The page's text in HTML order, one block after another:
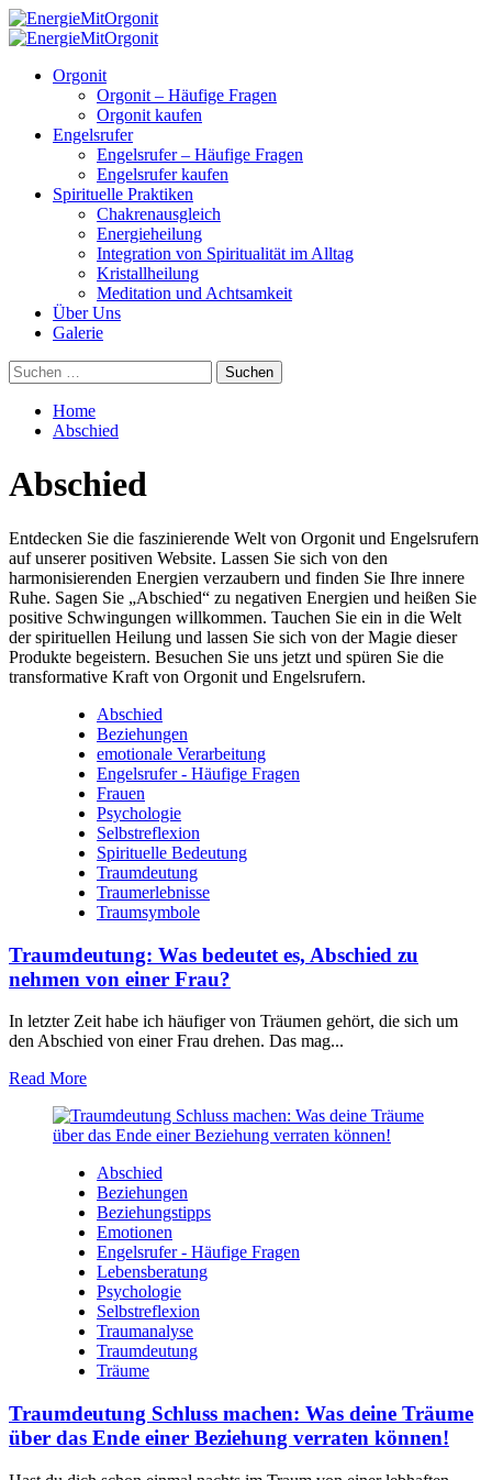
Skip
to
Primary
Orgonit
Orgonit – Häufige Fragen
Orgonit kaufen
Engelsrufer
Engelsrufer – Häufige Fragen
Engelsrufer kaufen
Spirituelle Praktiken
Chakrenausgleich
Energieheilung
Integration von Spiritualität im Alltag
Kristallheilung
Meditation und Achtsamkeit
Über Uns
Galerie
Suchen
nach:
Home
Abschied
Abschied
Entdecken Sie die faszinierende Welt von Orgonit und Engelsrufern
auf unserer positiven Website. Lassen Sie sich von den
harmonisierenden Energien verzaubern und finden Sie Ihre innere
Ruhe. Sagen Sie „Abschied“ zu negativen Energien und heißen Sie
positive Schwingungen willkommen. Tauchen Sie ein in die Welt
der spirituellen Heilung und lassen Sie sich von der Magie dieser
Produkte begeistern. Besuchen Sie uns jetzt und spüren Sie die
transformative Kraft von Orgonit und Engelsrufern.
Abschied
Beziehungen
emotionale Verarbeitung
Engelsrufer - Häufige Fragen
Frauen
Psychologie
Selbstreflexion
Spirituelle Bedeutung
Traumdeutung
Traumerlebnisse
Traumsymbole
Traumdeutung: Was bedeutet es, Abschied zu
nehmen von einer Frau?
In letzter Zeit habe ⁣ich häufiger von Träumen gehört, die sich um
den Abschied von einer Frau drehen.‍ Das mag...
Read More
Abschied
Beziehungen
Beziehungstipps
Emotionen
Engelsrufer - Häufige Fragen
Lebensberatung
Psychologie
Selbstreflexion
Traumanalyse
Traumdeutung
Träume
Traumdeutung Schluss machen: Was deine Träume
über das Ende einer Beziehung verraten können!